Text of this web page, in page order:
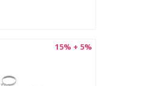
15% + 5%